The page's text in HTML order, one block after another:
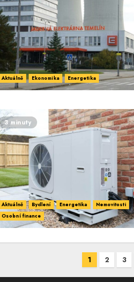
Aktuálně Ekonomika Energetika
3 minuty
Aktuálně Bydlení Energetika
Nemovitosti
Osobní finance
1 2 3